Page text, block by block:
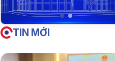
TIN MỚI